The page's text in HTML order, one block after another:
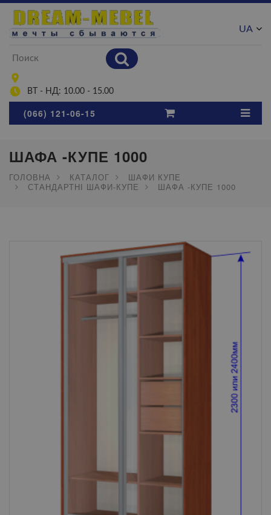
ВТ - НД: 10.00 - 15.00
UA
(066) 121-06-15
ШАФА -КУПЕ 1000
ГОЛОВНА КАТАЛОГ
ШАФИ КУПЕ
СТАНДАРТНІ ШАФИ-КУПЕ
ШАФА -КУПЕ 1000